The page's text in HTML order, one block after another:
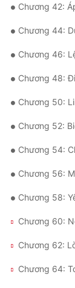
Chương 42:
Chương 44:
Chương 46:
Chương 48:
Chương 50:
Chương 52:
Chương 54:
Chương 56:
Chương 58:
Chương 60:
Chương 62:
Chương 64: